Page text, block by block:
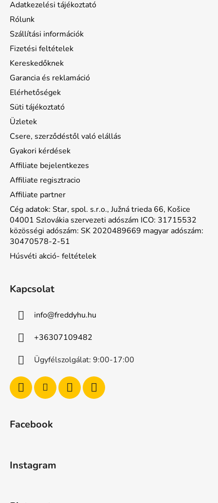
Adatkezelési tájékoztató
Rólunk
Szállítási információk
Fizetési feltételek
Kereskedőknek
Garancia és reklamáció
Elérhetőségek
Süti tájékoztató
Üzletek
Csere, szerződéstől való elállás
Gyakori kérdések
Affiliate bejelentkezes
Affiliate regisztracio
Affiliate partner
Cég adatok: Star, spol. s.r.o., Južná trieda 66, Košice
04001 Szlovákia szervezeti adószám ICO: 31715532
közösségi adószám: SK 2020489669 magyar adószám:
30470578-2-51
Húsvéti akció- feltételek
Kapcsolat
info@freddyhu.hu
+36307109482
Ügyfélszolgálat: 9:00-17:00
Facebook
Instagram